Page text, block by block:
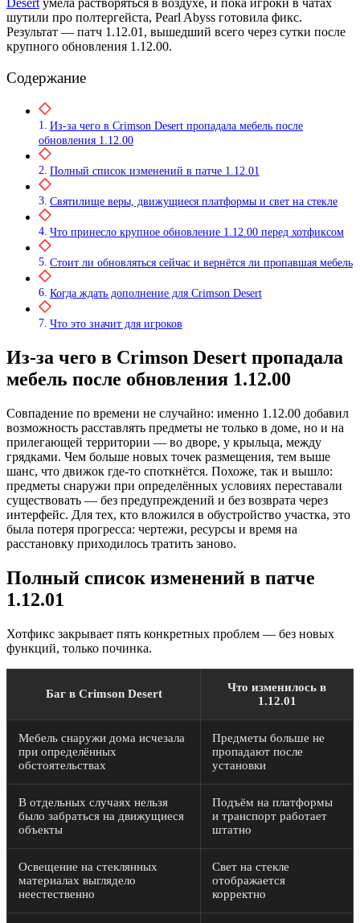
шутили про полтергейста, Pearl Abyss готовила фикс.
Результат — патч 1.12.01, вышедший всего через сутки после
крупного обновления 1.12.00.
Содержание
Из-за чего в Crimson Desert пропадала мебель после
обновления 1.12.00
Полный список изменений в патче 1.12.01
Святилище веры, движущиеся платформы и свет на стекле
Что принесло крупное обновление 1.12.00 перед хотфиксом
Стоит ли обновляться сейчас и вернётся ли пропавшая мебель
Когда ждать дополнение для Crimson Desert
Что это значит для игроков
Из-за чего в Crimson Desert пропадала
мебель после обновления 1.12.00
Совпадение по времени не случайно: именно 1.12.00 добавил
возможность расставлять предметы не только в доме, но и на
прилегающей территории — во дворе, у крыльца, между
грядками. Чем больше новых точек размещения, тем выше
шанс, что движок где-то споткнётся. Похоже, так и вышло:
предметы снаружи при определённых условиях переставали
существовать — без предупреждений и без возврата через
интерфейс. Для тех, кто вложился в обустройство участка, это
была потеря прогресса: чертежи, ресурсы и время на
расстановку приходилось тратить заново.
Полный список изменений в патче
1.12.01
Хотфикс закрывает пять конкретных проблем — без новых
функций, только починка.
Баг в Crimson Desert
Что изменилось в
1.12.01
Мебель снаружи дома исчезала
при определённых
обстоятельствах
Предметы больше не
пропадают после
установки
В отдельных случаях нельзя
было забраться на движущиеся
объекты
Подъём на платформы
и транспорт работает
штатно
Освещение на стеклянных
материалах выглядело
неестественно
Свет на стекле
отображается
корректно